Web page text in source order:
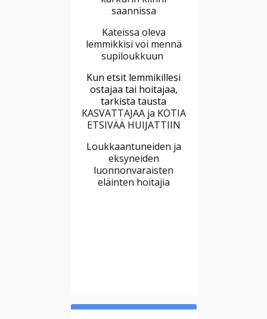
saannissa
Kateissa oleva
lemmikkisi voi mennä
supiloukkuun
Kun etsit lemmikillesi
ostajaa tai hoitajaa,
tarkista tausta
KASVATTAJAA ja KOTIA
ETSIVÄÄ HUIJATTIIN
Loukkaantuneiden ja
eksyneiden
luonnonvaraisten
eläinten hoitajia